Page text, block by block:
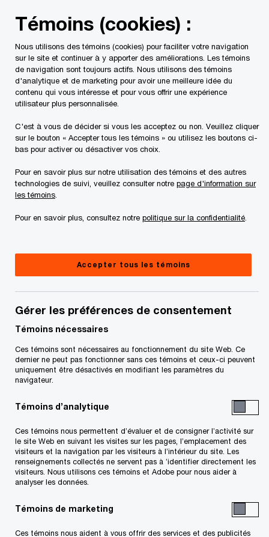
content
footer
PwC Canada Contacts Asako Kitamura-Redman
Associée , PwC Canada
Coordonnées
Courriel
Conjuguons expertise et tech pour vous permettre de propulser
vos idées, vos actions et vos résultats
Découvrez comment
Suivre PwC Canada
Témoins (cookies) :
Nous utilisons des témoins (cookies) pour faciliter votre navigation
sur le site et continuer à y apporter des améliorations. Les témoins
de navigation sont toujours actifs. Nous utilisons des témoins
d'analytique et de marketing pour avoir une meilleure idée du
contenu qui vous intéresse et pour vous offrir une expérience
utilisateur plus personnalisée.
C'est à vous de décider si vous les acceptez ou non. Veuillez cliquer
sur le bouton « Accepter tous les témoins » ou utilisez les boutons ci-
bas pour activer ou désactiver vos choix.
Pour en savoir plus sur notre utilisation des témoins et des autres
technologies de suivi, veuillez consulter notre page d'information sur
les témoins
Pour en savoir plus, consultez notre politique sur la confidentialité
Accepter tous les témoins
Gérer les préférences de consentement
Témoins nécessaires
Ces témoins sont nécessaires au fonctionnement du site Web. Ce
dernier ne peut pas fonctionner sans ces témoins et ceux-ci peuvent
uniquement être désactivés en modifiant les paramètres du
navigateur.
Témoins d’analytique
Ces témoins nous permettent d’évaluer et de consigner l’activité sur
le site Web en suivant les visites sur les pages, l’emplacement des
visiteurs et la navigation par les visiteurs à l’intérieur du site. Les
renseignements collectés ne servent pas à ’identifier directement les
visiteurs. Nous utilisons ces témoins et Adobe pour nous aider à
analyser les données.
Témoins de marketing
Ces témoins nous aident à vous offrir des services et des publicités